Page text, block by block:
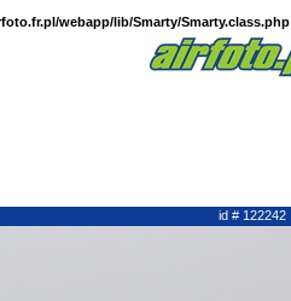
webapp/lib/Smarty/Smarty.class.php
id # 122242